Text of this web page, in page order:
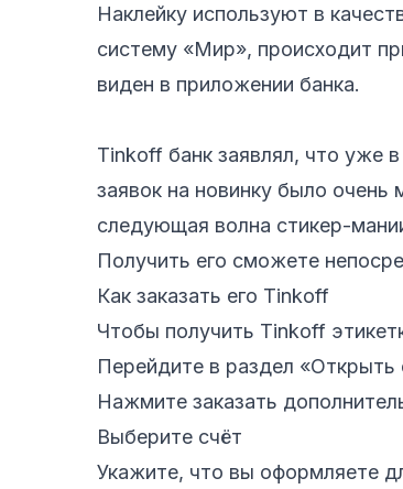
Наклейку используют в
систему «Мир», происходит
виден в приложении банка.
Tinkoff банк заявлял, что уже
заявок на новинку было очень
следующая волна стикер-
Получить его сможете
Как заказать его Tinkoff
Чтобы получить Tinkoff
Перейдите в раздел «Открыть
Нажмите заказать
Выберите счёт
Укажите, что вы оформляете